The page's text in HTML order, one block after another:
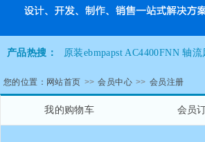
产品热搜： 原装ebmpapst AC4400FNN 轴
伟肯变频器风扇 R3G280-AH33-31
您的位置： 网站首页 >> 会员中心 >> 会员注册
我的购物车 会员